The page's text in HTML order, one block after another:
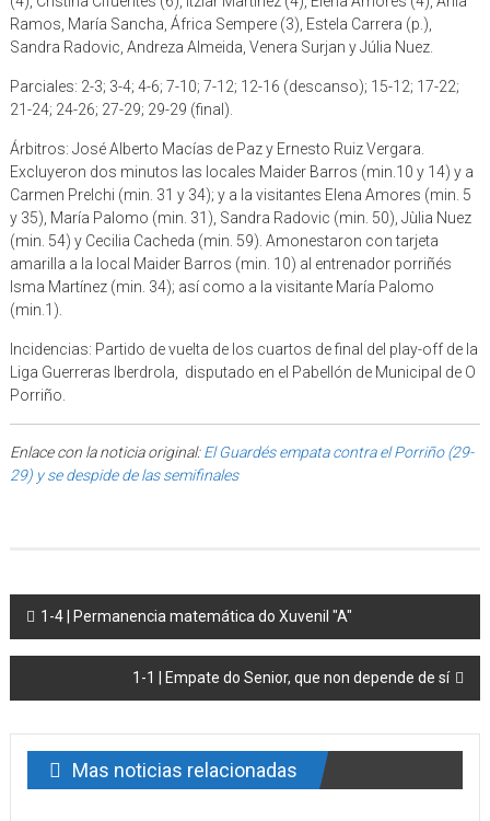
Ramos, María Sancha, África Sempere (3), Estela Carrera (p.),
Sandra Radovic, Andreza Almeida, Venera Surjan y Júlia Nuez.
Parciales: 2-3; 3-4; 4-6; 7-10; 7-12; 12-16 (descanso); 15-12; 17-22;
21-24; 24-26; 27-29; 29-29 (final).
Árbitros: José Alberto Macías de Paz y Ernesto Ruiz Vergara.
Excluyeron dos minutos las locales Maider Barros (min.10 y 14) y a
Carmen Prelchi (min. 31 y 34); y a la visitantes Elena Amores (min. 5
y 35), María Palomo (min. 31), Sandra Radovic (min. 50), Jùlia Nuez
(min. 54) y Cecilia Cacheda (min. 59). Amonestaron con tarjeta
amarilla a la local Maider Barros (min. 10) al entrenador porriñés
Isma Martínez (min. 34); así como a la visitante María Palomo
(min.1).
Incidencias: Partido de vuelta de los cuartos de final del play-off de la
Liga Guerreras Iberdrola, disputado en el Pabellón de Municipal de O
Porriño.
Enlace con la noticia original:El Guardés empata contra el Porriño (29-
29) y se despide de las semifinales
Post navigation
1-4 | Permanencia matemática do Xuvenil "A"
1-1 | Empate do Senior, que non depende de sí
Mas noticias relacionadas